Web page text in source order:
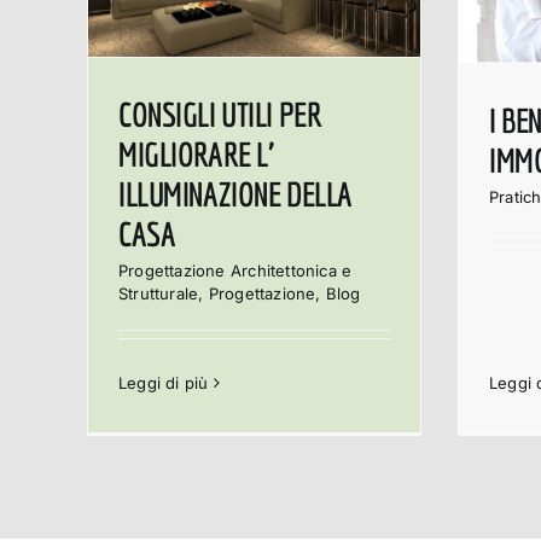
CONSIGLI UTILI PER
MIGLIORARE L’
ILLUMINAZIONE DELLA
CASA
Progettazione Architettonica e
Strutturale, Progettazione, Blog
Leggi di più
I
Leggi